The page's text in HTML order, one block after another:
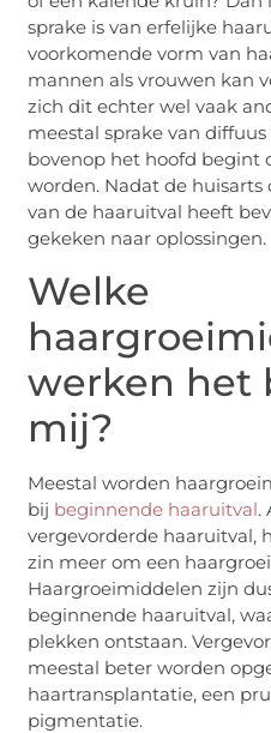
sprake is van erfelijke
voorkomende vorm van
mannen als vrouwen kan
zich dit echter wel vaak
meestal sprake van
bovenop het hoofd begint
worden. Nadat de
van de haaruitval heeft
gekeken naar oplossingen.
Welke
werken het
mij?
Meestal worden
bij beginnende haaruitval.
vergevorderde haaruitval,
zin meer om een
Haargroeimiddelen zijn
beginnende haaruitval,
plekken ontstaan.
meestal beter worden
haartransplantatie, een
pigmentatie.